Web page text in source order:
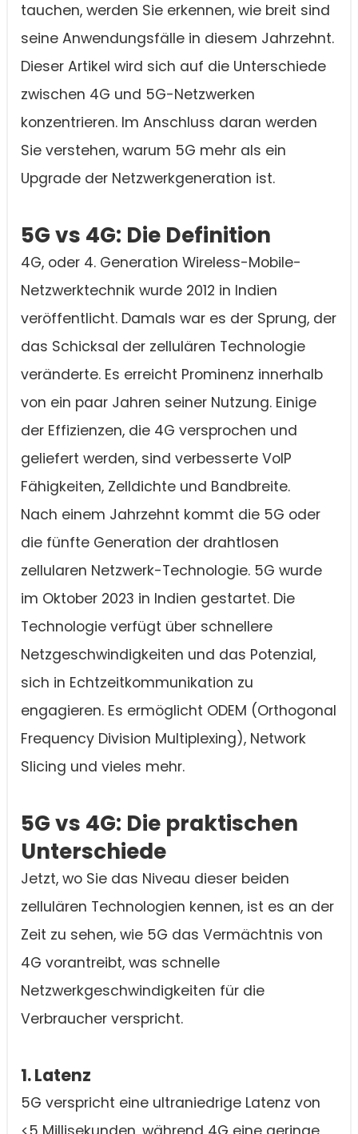
tauchen, werden Sie erkennen, wie breit sind
seine Anwendungsfälle in diesem Jahrzehnt.
Dieser Artikel wird sich auf die Unterschiede
zwischen 4G und 5G-Netzwerken
konzentrieren. Im Anschluss daran werden
Sie verstehen, warum 5G mehr als ein
Upgrade der Netzwerkgeneration ist.
5G vs 4G: Die Definition
4G, oder 4. Generation Wireless-Mobile-
Netzwerktechnik wurde 2012 in Indien
veröffentlicht. Damals war es der Sprung, der
das Schicksal der zellulären Technologie
veränderte. Es erreicht Prominenz innerhalb
von ein paar Jahren seiner Nutzung. Einige
der Effizienzen, die 4G versprochen und
geliefert werden, sind verbesserte VoIP
Fähigkeiten, Zelldichte und Bandbreite.
Nach einem Jahrzehnt kommt die 5G oder
die fünfte Generation der drahtlosen
zellularen Netzwerk-Technologie. 5G wurde
im Oktober 2023 in Indien gestartet. Die
Technologie verfügt über schnellere
Netzgeschwindigkeiten und das Potenzial,
sich in Echtzeitkommunikation zu
engagieren. Es ermöglicht ODEM (Orthogonal
Frequency Division Multiplexing), Network
Slicing und vieles mehr.
5G vs 4G: Die praktischen
Unterschiede
Jetzt, wo Sie das Niveau dieser beiden
zellulären Technologien kennen, ist es an der
Zeit zu sehen, wie 5G das Vermächtnis von
4G vorantreibt, was schnelle
Netzwerkgeschwindigkeiten für die
Verbraucher verspricht.
1. Latenz
5G verspricht eine ultraniedrige Latenz von